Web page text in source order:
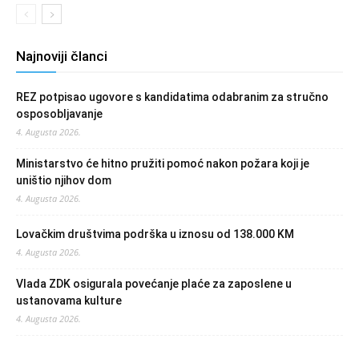
Najnoviji članci
REZ potpisao ugovore s kandidatima odabranim za stručno
osposobljavanje
4. Augusta 2026.
Ministarstvo će hitno pružiti pomoć nakon požara koji je
uništio njihov dom
4. Augusta 2026.
Lovačkim društvima podrška u iznosu od 138.000 KM
4. Augusta 2026.
Vlada ZDK osigurala povećanje plaće za zaposlene u
ustanovama kulture
4. Augusta 2026.